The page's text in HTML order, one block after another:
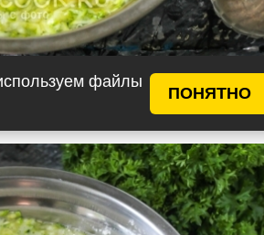
файлы
ПОНЯТНО
тщательно перемешайте.